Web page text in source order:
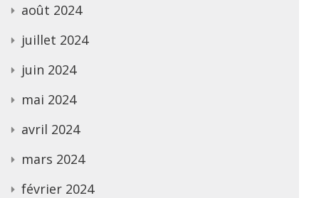
août 2024
juillet 2024
juin 2024
mai 2024
avril 2024
mars 2024
février 2024